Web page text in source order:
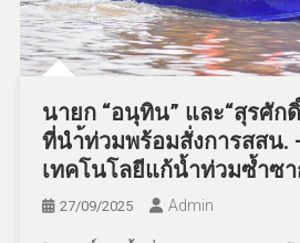
นายก “อนุทิน” และ“สุรศัก
ที่นำ้ท่วมพร้อมสั่งการสสน.
เทคโนโลยีแก้น้ำท่วมซ้ำซ
27/09/2025 Admin